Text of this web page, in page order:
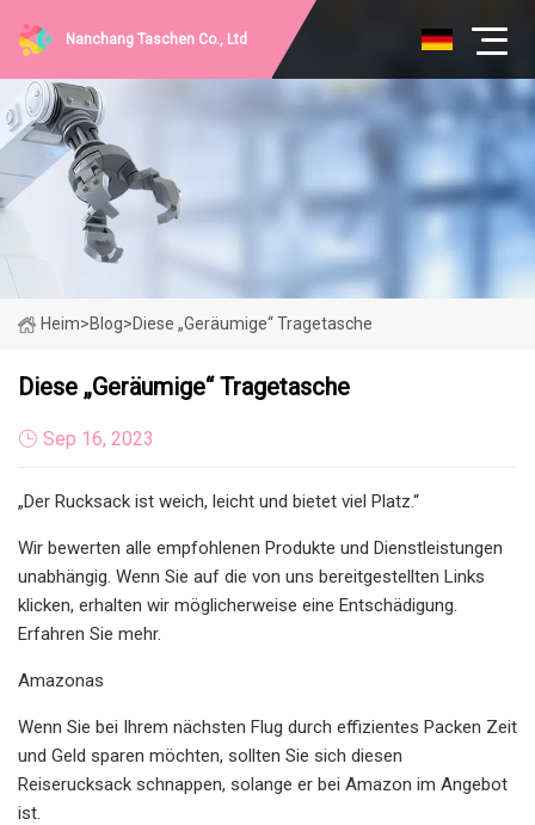
Nanchang Taschen Co., Ltd
Heim>Blog>Diese „geräumige“ Tragetasche
Diese „geräumige“ Tragetasche
Sep 16, 2023
„Der Rucksack ist weich, leicht und bietet viel Platz.“
Wir bewerten alle empfohlenen Produkte und Dienstleistungen
unabhängig. Wenn Sie auf die von uns bereitgestellten Links
klicken, erhalten wir möglicherweise eine Entschädigung.
Erfahren Sie mehr.
Amazonas
Wenn Sie bei Ihrem nächsten Flug durch effizientes Packen Zeit
und Geld sparen möchten, sollten Sie sich diesen
Reiserucksack schnappen, solange er bei Amazon im Angebot
ist.